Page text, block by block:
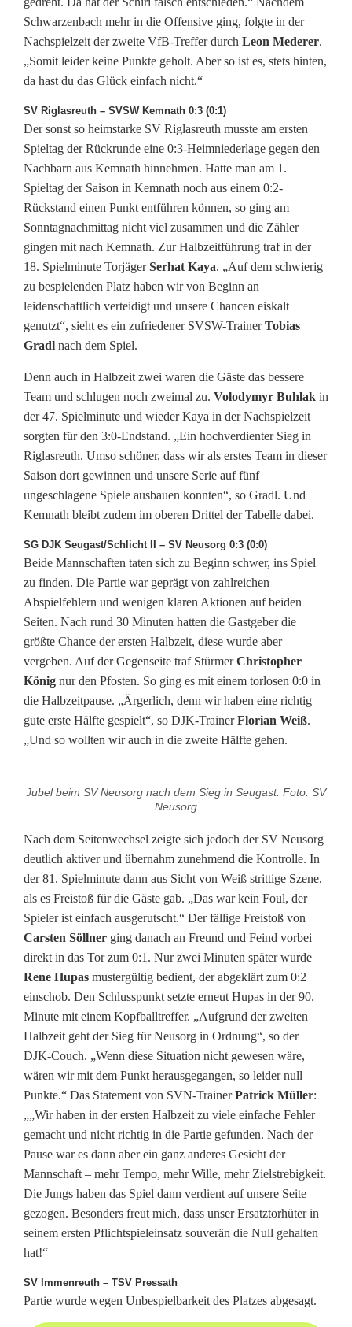
Schwarzenbach mehr in die Offensive ging, folgte in der
Nachspielzeit der zweite VfB-Treffer durch Leon Mederer.
„Somit leider keine Punkte geholt. Aber so ist es, stets hinten,
da hast du das Glück einfach nicht.“
SV Riglasreuth – SVSW Kemnath 0:3 (0:1)
Der sonst so heimstarke SV Riglasreuth musste am ersten
Spieltag der Rückrunde eine 0:3-Heimniederlage gegen den
Nachbarn aus Kemnath hinnehmen. Hatte man am 1.
Spieltag der Saison in Kemnath noch aus einem 0:2-
Rückstand einen Punkt entführen können, so ging am
Sonntagnachmittag nicht viel zusammen und die Zähler
gingen mit nach Kemnath. Zur Halbzeitführung traf in der
18. Spielminute TorjägerSerhat Kaya. „Auf dem schwierig
zu bespielenden Platz haben wir von Beginn an
leidenschaftlich verteidigt und unsere Chancen eiskalt
genutzt“, sieht es ein zufriedener SVSW-TrainerTobias
Gradl nach dem Spiel.
Denn auch in Halbzeit zwei waren die Gäste das bessere
Team und schlugen noch zweimal zu. Volodymyr Buhlak in
der 47. Spielminute und wieder Kaya in der Nachspielzeit
sorgten für den 3:0-Endstand. „Ein hochverdienter Sieg in
Riglasreuth. Umso schöner, dass wir als erstes Team in dieser
Saison dort gewinnen und unsere Serie auf fünf
ungeschlagene Spiele ausbauen konnten“, so Gradl. Und
Kemnath bleibt zudem im oberen Drittel der Tabelle dabei.
SG DJK Seugast/Schlicht II – SV Neusorg 0:3 (0:0)
Beide Mannschaften taten sich zu Beginn schwer, ins Spiel
zu finden. Die Partie war geprägt von zahlreichen
Abspielfehlern und wenigen klaren Aktionen auf beiden
Seiten. Nach rund 30 Minuten hatten die Gastgeber die
größte Chance der ersten Halbzeit, diese wurde aber
vergeben. Auf der Gegenseite traf StürmerChristopher
König nur den Pfosten. So ging es mit einem torlosen 0:0 in
die Halbzeitpause. „Ärgerlich, denn wir haben eine richtig
gute erste Hälfte gespielt“, so DJK-TrainerFlorian Weiß.
„Und so wollten wir auch in die zweite Hälfte gehen.
Jubel beim SV Neusorg nach dem Sieg in Seugast. Foto: SV
Neusorg
Nach dem Seitenwechsel zeigte sich jedoch der SV Neusorg
deutlich aktiver und übernahm zunehmend die Kontrolle. In
der 81. Spielminute dann aus Sicht von Weiß strittige Szene,
als es Freistoß für die Gäste gab. „Das war kein Foul, der
Spieler ist einfach ausgerutscht.“ Der fällige Freistoß von
Carsten Söllner ging danach an Freund und Feind vorbei
direkt in das Tor zum 0:1. Nur zwei Minuten später wurde
Rene Hupas mustergültig bedient, der abgeklärt zum 0:2
einschob. Den Schlusspunkt setzte erneut Hupas in der 90.
Minute mit einem Kopfballtreffer. „Aufgrund der zweiten
Halbzeit geht der Sieg für Neusorg in Ordnung“, so der
DJK-Couch. „Wenn diese Situation nicht gewesen wäre,
wären wir mit dem Punkt herausgegangen, so leider null
Punkte.“ Das Statement von SVN-TrainerPatrick Müller:
„„Wir haben in der ersten Halbzeit zu viele einfache Fehler
gemacht und nicht richtig in die Partie gefunden. Nach der
Pause war es dann aber ein ganz anderes Gesicht der
Mannschaft – mehr Tempo, mehr Wille, mehr Zielstrebigkeit.
Die Jungs haben das Spiel dann verdient auf unsere Seite
gezogen. Besonders freut mich, dass unser Ersatztorhüter in
seinem ersten Pflichtspieleinsatz souverän die Null gehalten
hat!“
SV Immenreuth – TSV Pressath
Partie wurde wegen Unbespielbarkeit des Platzes abgesagt.